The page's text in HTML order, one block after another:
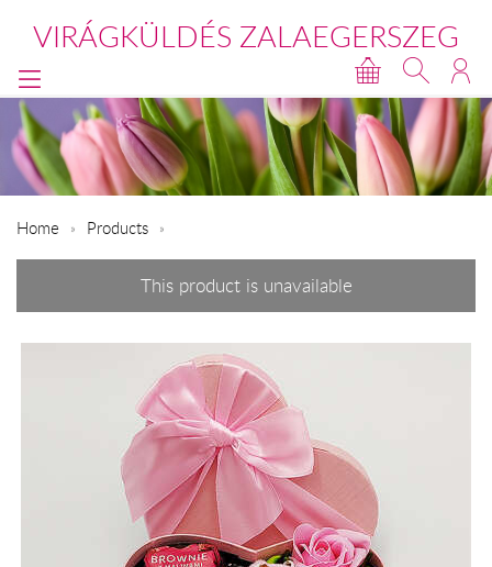
VIRÁGKÜLDÉS ZALAEGERSZEG
Home Products
This product is unavailable